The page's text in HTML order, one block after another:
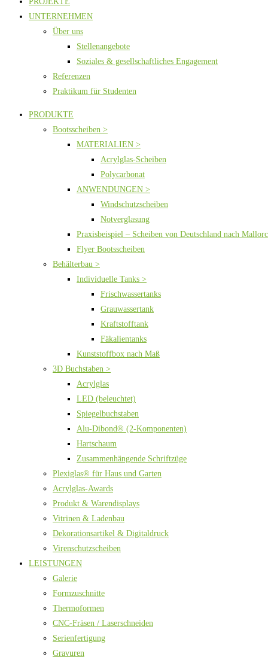
UNTERNEHMEN
Über uns
Stellenangebote
Soziales & gesellschaftliches Engagement
Referenzen
Praktikum für Studenten
PRODUKTE
Bootsscheiben >
MATERIALIEN >
Acrylglas-Scheiben
Polycarbonat
ANWENDUNGEN >
Windschutzscheiben
Notverglasung
Praxisbeispiel – Scheiben von Deutschland nach
Flyer Bootsscheiben
Behälterbau >
Individuelle Tanks >
Frischwassertanks
Grauwassertank
Kraftstofftank
Fäkalientanks
Kunststoffbox nach Maß
3D Buchstaben >
Acrylglas
LED (beleuchtet)
Spiegelbuchstaben
Alu-Dibond® (2-Komponenten)
Hartschaum
Zusammenhängende Schriftzüge
Plexiglas® für Haus und Garten
Acrylglas-Awards
Produkt & Warendisplays
Vitrinen & Ladenbau
Dekorationsartikel & Digitaldruck
Virenschutzscheiben
LEISTUNGEN
Galerie
Formzuschnitte
Thermoformen
CNC-Fräsen / Laserschneiden
Serienfertigung
Gravuren